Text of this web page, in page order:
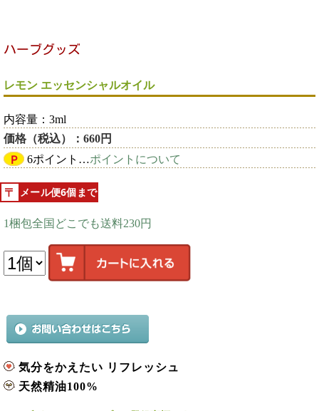
レモン エッセンシャルオイル
内容量：3ml
価格（税込）：660円
Ｐ
6ポイント…ポイントについて
メール便6個まで
1梱包全国どこでも送料230円
気分をかえたい リフレッシュ
天然精油100%